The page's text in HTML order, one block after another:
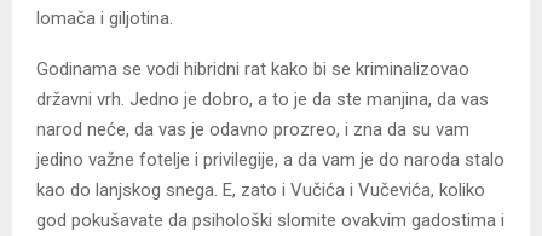
lomača i giljotina.
Godinama se vodi hibridni rat kako bi se kriminalizovao
državni vrh. Jedno je dobro, a to je da ste manjina, da vas
narod neće, da vas je odavno prozreo, i zna da su vam
jedino važne fotelje i privilegije, a da vam je do naroda stalo
kao do lanjskog snega. E, zato i Vučića i Vučevića, koliko
god pokušavate da psihološki slomite ovakvim gadostima i